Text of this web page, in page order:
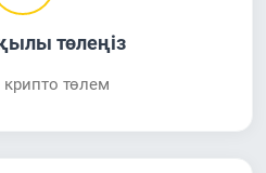
төлеңіз
крипто төлем